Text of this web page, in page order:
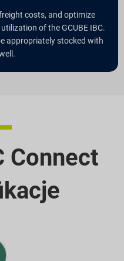
costs, and optimize
of the GCUBE IBC.
appropriately stocked with
Connect